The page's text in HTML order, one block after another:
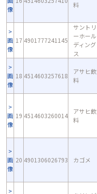
像
料
画
像
17 4901777241145
サントリ
ーホール
ディング
ス
画
像
18 4514603257618
アサヒ飲
料
画
像
19 4514603260014
アサヒ飲
料
画
像
20 4901306026793 カゴメ